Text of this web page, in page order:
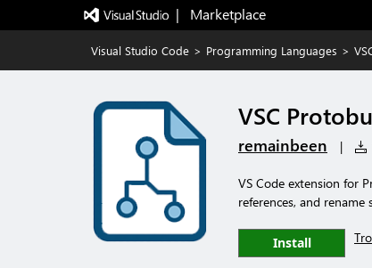
|   Marketplace
Visual Studio Code > Programming Languages >
VSC
remainbeen |
VS Code extension for
references, and rename
Install